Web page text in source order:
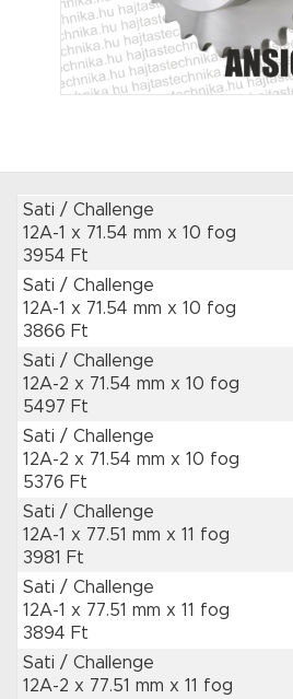
Sati / Challenge
12A-1 x 71.54 mm x 10 fog
3954 Ft
Sati / Challenge
12A-1 x 71.54 mm x 10 fog
3866 Ft
Sati / Challenge
12A-2 x 71.54 mm x 10 fog
5497 Ft
Sati / Challenge
12A-2 x 71.54 mm x 10 fog
5376 Ft
Sati / Challenge
12A-1 x 77.51 mm x 11 fog
3981 Ft
Sati / Challenge
12A-1 x 77.51 mm x 11 fog
3894 Ft
Sati / Challenge
12A-2 x 77.51 mm x 11 fog